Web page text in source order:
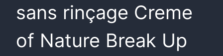
sans rinçage Creme
of Nature Break Up